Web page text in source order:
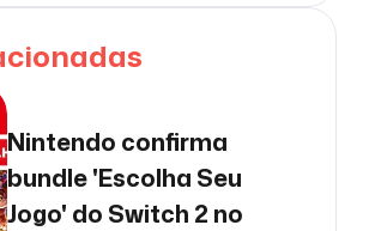
Nintendo confirma
bundle 'Escolha Seu
Jogo' do Switch 2 no